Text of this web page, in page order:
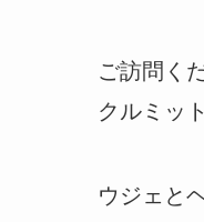
ご訪問く
クルミッ
ウジェと